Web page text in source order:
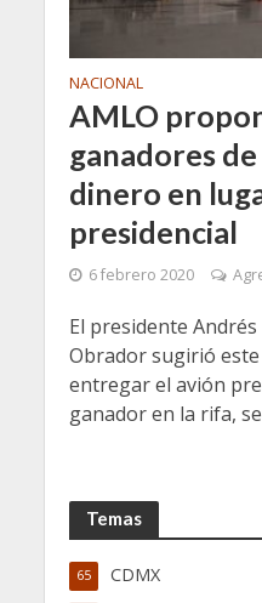
NACIONAL
AMLO
ganadores
dinero en
presidencial
6 febrero 2020
El presidente
Obrador sugirió
entregar el avión
ganador en la rifa,
Temas
CDMX
65